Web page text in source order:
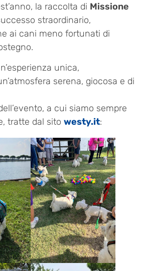
la raccolta di Missione
straordinario,
ai cani meno fortunati di
unica,
serena, giocosa e di
a cui siamo sempre
tratte dal sito westy.it: